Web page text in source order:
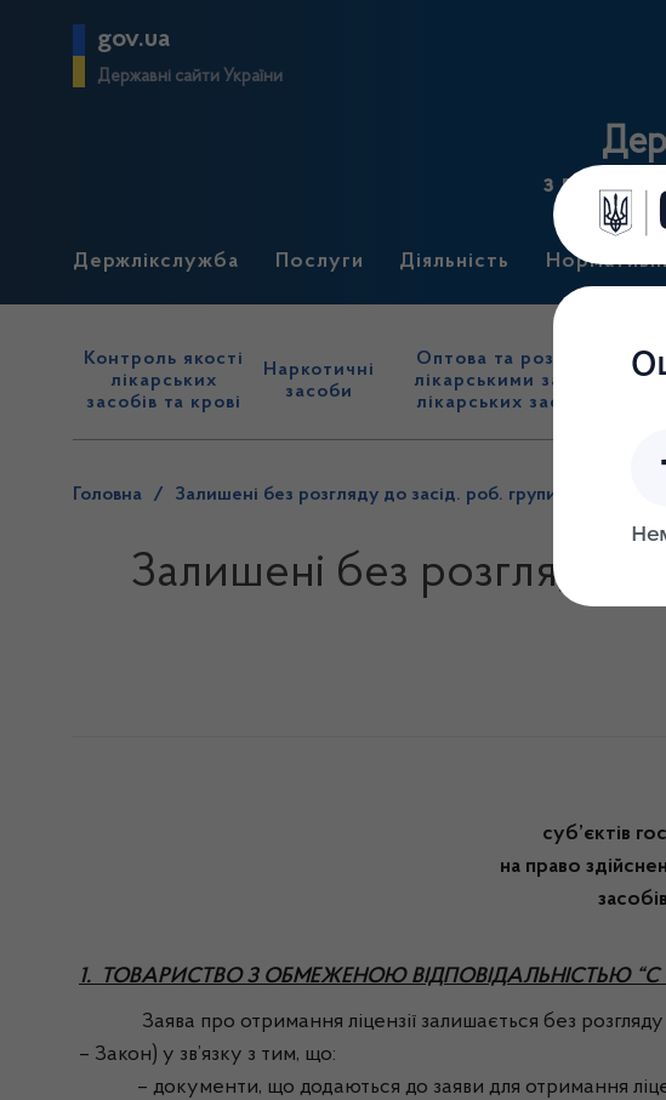
gov.ua
Державні сайти України
з
Держлікслужба Послуги Діяльність
Контроль якості
лікарських
засобів та крові
Наркотичні
засоби
Оптова та роздрібна
лікарськими засобами,
лікарських засобів (крім
Головна / Залишені без розгляду до засід. роб. групи
Залишені без розгляду
суб’єктів
на право
1. ТОВАРИСТВО З ОБМЕЖЕНОЮ ВІДПОВІДАЛЬНІСТЬЮ “С
Заява про отримання ліцензії залишається без розгляду на
– Закон) у зв’язку з тим, що:
– документи, що додаються до заяви для отримання